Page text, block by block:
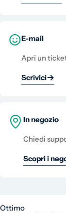
E-mail
Apri un
Scrivici
In negozio
Chiedi
Scopri i
Ottimo